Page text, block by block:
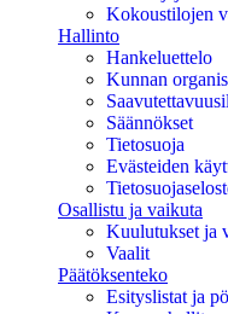
Kokoustilojen
Hallinto
Hankeluettelo
Kunnan
Säännökset
Tietosuoja
Evästeiden
Osallistu ja vaikuta
Kuulutukset ja
Vaalit
Päätöksenteko
Esityslistat ja